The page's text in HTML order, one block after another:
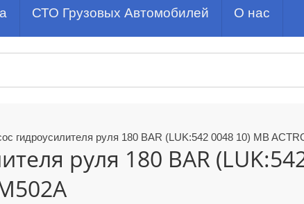
СТО Грузовых Автомобилей О нас
гидроусилителя руля 180 BAR (LUK:542 0048 10) MB
руля 180 BAR